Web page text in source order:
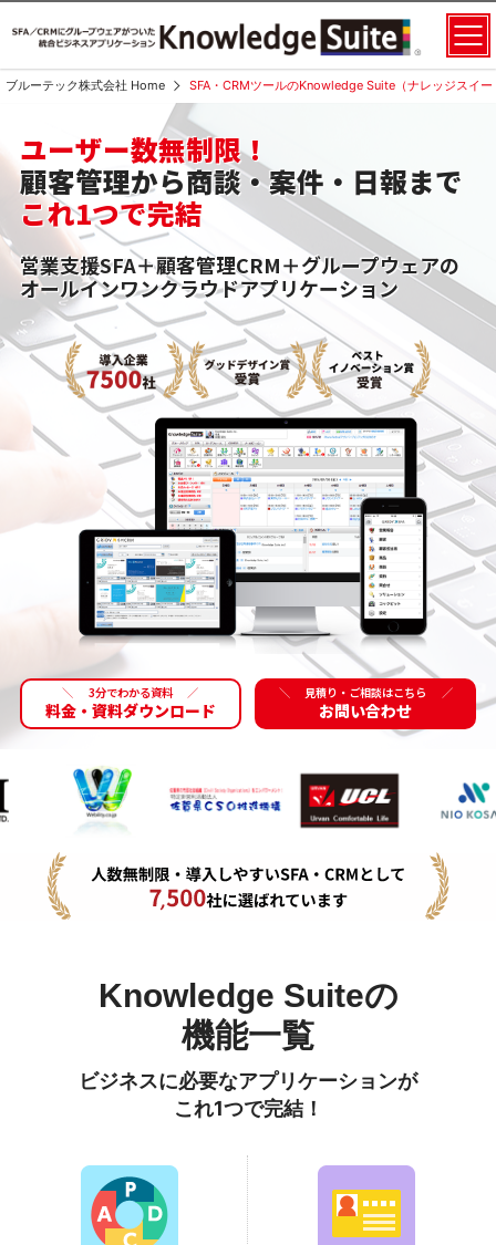
ブルーテック株式会社 Home SFA・CRMツールのKnowledge Suite（ナレッジスイ
ユーザー数無制限！
顧客管理から商談・案件・日報まで
これ1つで完結
営業支援SFA＋顧客管理CRM＋グループウェアの
オールインワンクラウドアプリケーション
＼ 3分でわかる資料 ／
料金・資料ダウンロード
＼ 見積り・ご相談はこちら ／
お問い合わせ
Knowledge Suiteの
機能一覧
ビジネスに必要なアプリケーションが
これ1つで完結！